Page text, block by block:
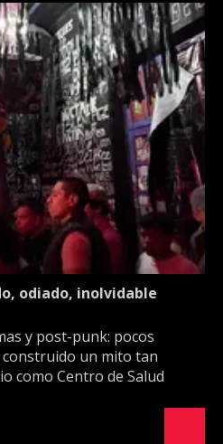
odiado, inolvidable
y post-punk: pocos
construido un mito tan
como Centro de Salud